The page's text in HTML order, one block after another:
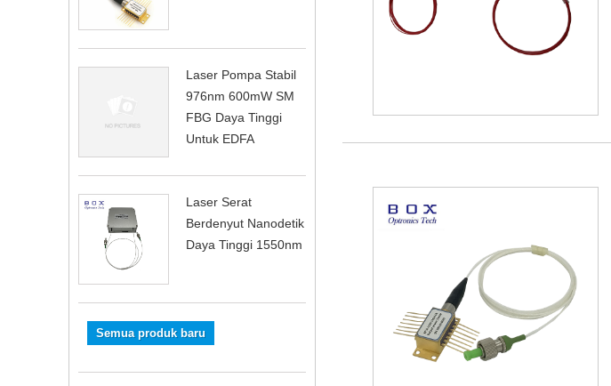
Laser Pompa Stabil
976nm 600mW SM
FBG Daya Tinggi
Untuk EDFA
Laser Serat
Berdenyut Nanodetik
Daya Tinggi 1550nm
Semua produk baru